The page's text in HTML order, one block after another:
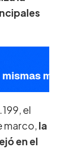
el
marco, la
en el